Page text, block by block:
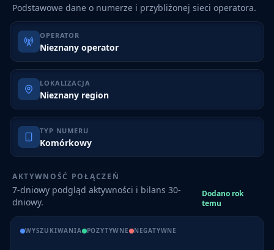
Podstawowe dane o numerze i przybliżonej sieci operatora.
OPERATOR
Nieznany operator
LOKALIZACJA
Nieznany region
TYP NUMERU
Komórkowy
AKTYWNOŚĆ POŁĄCZEŃ
7-dniowy podgląd aktywności i bilans 30-
dniowy.
Dodano rok
temu
WYSZUKIWANIA POZYTYWNE NEGATYWNE